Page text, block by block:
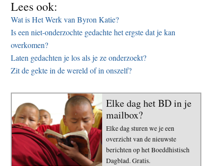
Lees ook:
Wat is Het Werk van Byron Katie?
Is een niet-onderzochte gedachte het ergste dat je kan
overkomen?
Laten gedachten je los als je ze onderzoekt?
Zit de gekte in de wereld of in onszelf?
Elke dag het BD in je
mailbox?
Elke dag sturen we je een
overzicht van de nieuwste
berichten op het Boeddhistisch
Dagblad. Gratis.